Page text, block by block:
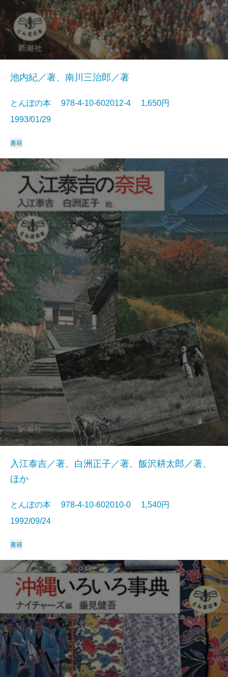
池内紀／著、南川三治郎／著
とんぼの本 978-4-10-602012-4 1,650円
1993/01/29
書籍
入江泰吉／著、白洲正子／著、飯沢耕太郎／著、
ほか
とんぼの本 978-4-10-602010-0 1,540円
1992/09/24
書籍